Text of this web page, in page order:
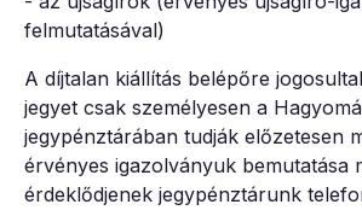
felmutatásával)
A díjtalan kiállítás belépőre
jegyet csak személyesen a
jegypénztárában tudják előzetesen
érvényes igazolványuk bemutatása
érdeklődjenek jegypénztárunk